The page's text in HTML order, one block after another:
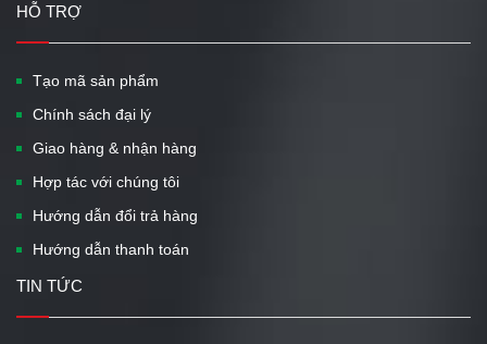
HỖ TRỢ
Tạo mã sản phẩm
Chính sách đại lý
Giao hàng & nhận hàng
Hợp tác với chúng tôi
Hướng dẫn đổi trả hàng
Hướng dẫn thanh toán
TIN TỨC